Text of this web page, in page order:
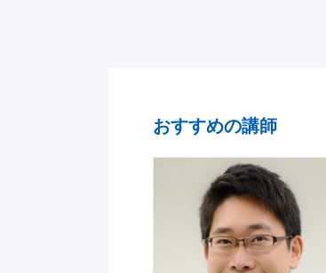
おすすめの講師